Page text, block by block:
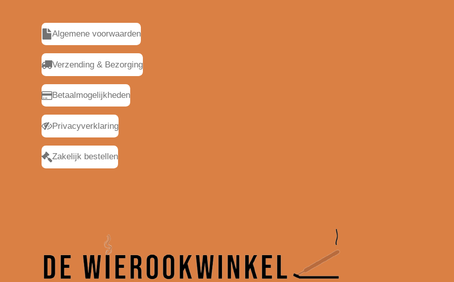
Algemene voorwaarden
Verzending & Bezorging
Betaalmogelijkheden
Privacyverklaring
Zakelijk bestellen